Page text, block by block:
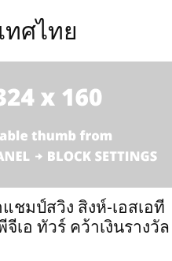
ศไทย
แชมป์สวิง สิงห์-เอสเอที
เอ ทัวร์ คว้าเงินรางวัล